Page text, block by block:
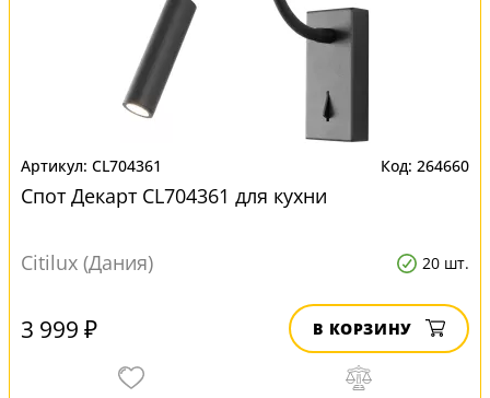
CL704361 264660
Спот Декарт CL704361 для кухни
Citilux (Дания) 20 шт.
3 999 ₽ В КОРЗИНУ